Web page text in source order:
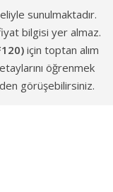
sunulmaktadır.
bilgisi yer almaz.
için toptan alım
öğrenmek
görüşebilirsiniz.